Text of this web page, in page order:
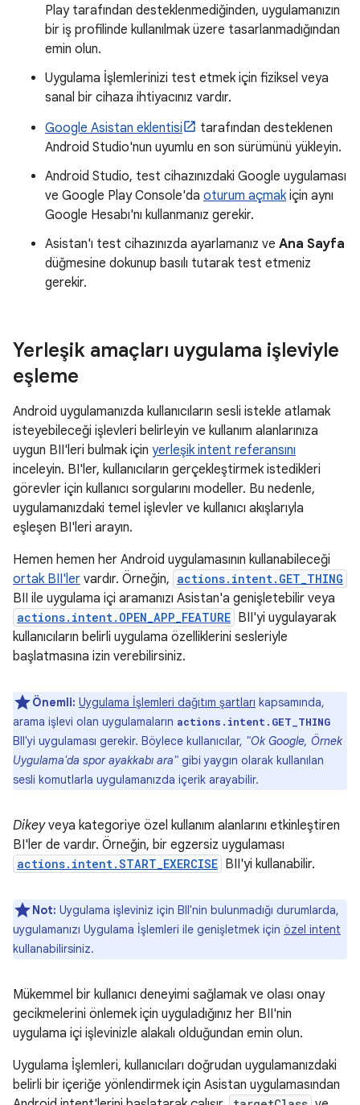
Play tarafından desteklenmediğinden, uygulamanızın
bir iş profilinde kullanılmak üzere tasarlanmadığından
emin olun.
Uygulama İşlemlerinizi test etmek için fiziksel veya
sanal bir cihaza ihtiyacınız vardır.
Google Asistan eklentisi
tarafından desteklenen
Android Studio'nun uyumlu en son sürümünü yükleyin.
Android Studio, test cihazınızdaki Google uygulaması
ve Google Play Console'da oturum açmakiçin aynı
Google Hesabı'nı kullanmanız gerekir.
Asistan'ı test cihazınızda ayarlamanız ve Ana Sayfa
düğmesine dokunup basılı tutarak test etmeniz
gerekir.
Yerleşik amaçları uygulama işleviyle
eşleme
Android uygulamanızda kullanıcıların sesli istekle atlamak
isteyebileceği işlevleri belirleyin ve kullanım alanlarınıza
uygun BII'leri bulmak için yerleşik intent referansını
inceleyin. BI'ler, kullanıcıların gerçekleştirmek istedikleri
görevler için kullanıcı sorgularını modeller. Bu nedenle,
uygulamanızdaki temel işlevler ve kullanıcı akışlarıyla
eşleşen BI'leri arayın.
Hemen hemen her Android uygulamasının kullanabileceği
ortak BII'ler vardır. Örneğin, actions.intent.GET_THING
BII ile uygulama içi aramanızı Asistan'a genişletebilir veya
actions.intent.OPEN_APP_FEATURE BII'yi uygulayarak
kullanıcıların belirli uygulama özelliklerini sesleriyle
başlatmasına izin verebilirsiniz.
Önemli: Uygulama İşlemleri dağıtım şartları kapsamında,
arama işlevi olan uygulamaların actions.intent.GET_THING
BII'yi uygulaması gerekir. Böylece kullanıcılar, "Ok Google, Örnek
Uygulama'da spor ayakkabı ara" gibi yaygın olarak kullanılan
sesli komutlarla uygulamanızda içerik arayabilir.
Dikeyveya kategoriye özel kullanım alanlarını etkinleştiren
BI'ler de vardır. Örneğin, bir egzersiz uygulaması
actions.intent.START_EXERCISE BII'yi kullanabilir.
Not: Uygulama işleviniz için BII'nin bulunmadığı durumlarda,
uygulamanızı Uygulama İşlemleri ile genişletmek için özel intent
kullanabilirsiniz.
Mükemmel bir kullanıcı deneyimi sağlamak ve olası onay
gecikmelerini önlemek için uyguladığınız her BII'nin
uygulama içi işlevinizle alakalı olduğundan emin olun.
Uygulama İşlemleri, kullanıcıları doğrudan uygulamanızdaki
belirli bir içeriğe yönlendirmek için Asistan uygulamasından